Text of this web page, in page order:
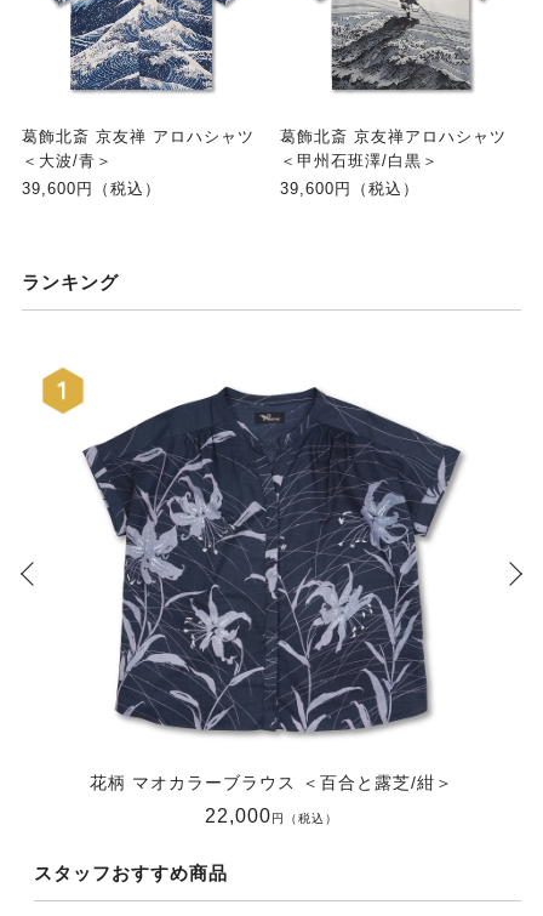
葛飾北斎 京友禅 アロハシャツ
＜大波/青＞
39,600円（税込）
葛飾北斎 京友禅アロハシャツ
＜甲州石班澤/白黒＞
39,600円（税込）
ランキング
花柄 マオカラーブラウス ＜百合と露芝/紺＞
22,000円（税込）
スタッフおすすめ商品